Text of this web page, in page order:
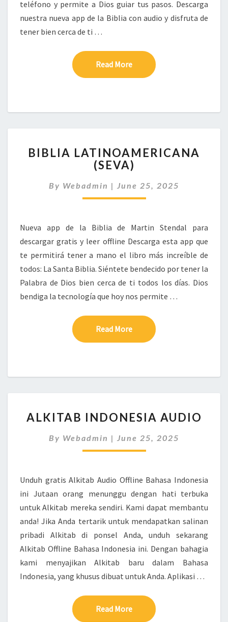
teléfono y permite a Dios guiar tus pasos. Descarga
nuestra nueva app de la Biblia con audio y disfruta de
tener bien cerca de ti …
Read MoreRead More
LATINOAMERICANA
(SEVA)
BIBLIA LATINOAMERICANA
(SEVA)
By Webadmin | June 25, 2025
Nueva app de la Biblia de Martin Stendal para
descargar gratis y leer offline Descarga esta app que
te permitirá tener a mano el libro más increíble de
todos: La Santa Biblia. Siéntete bendecido por tener la
Palabra de Dios bien cerca de ti todos los días. Dios
bendiga la tecnología que hoy nos permite …
Read MoreRead More
INDONESIA
ALKITAB INDONESIA AUDIO
By Webadmin | June 25, 2025
Unduh gratis Alkitab Audio Offline Bahasa Indonesia
ini Jutaan orang menunggu dengan hati terbuka
untuk Alkitab mereka sendiri. Kami dapat membantu
anda! Jika Anda tertarik untuk mendapatkan salinan
pribadi Alkitab di ponsel Anda, unduh sekarang
Alkitab Offline Bahasa Indonesia ini. Dengan bahagia
kami menyajikan Alkitab baru dalam Bahasa
Indonesia, yang khusus dibuat untuk Anda. Aplikasi …
Read MoreRead More